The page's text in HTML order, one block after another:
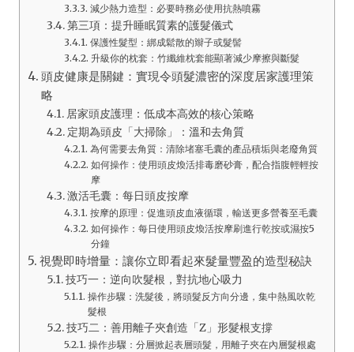
減少熱力造型：必要時務必使用抗熱噴霧
第三項：提升睡眠質素的護髮儀式
保護性髮型：綁成鬆散的辮子或髮髻
升級你的枕套：竹纖維枕套能顯著減少摩擦與斷髮
頭皮健康是關鍵：實現令頭髮濃密的深度居家護理策
略
居家頭皮護理：低成本高效的核心策略
定期為頭皮「大掃除」：溫和去角質
為何需要去角質：清除堵塞毛囊的產品積垢與老廢角質
如何操作：使用頭皮煥活排毒磨砂膏，配合指腹輕輕按
摩
激活毛囊：每日頭皮按摩
按摩的原理：促進頭皮血液循環，輸送更多營養至毛囊
如何操作：每日使用頭皮煥活按摩刷進行乾按或濕按5
分鐘
視覺即時增量：讓你立即看起來髮量豐盈的造型秘訣
技巧一：逆向吹髮根，對抗地心吸力
操作步驟：洗髮後，將頭髮反方向分邊，集中熱風吹乾
髮根
技巧二：善用離子夾創造「Z」形髮根支撐
操作步驟：分層掀起表層頭髮，用離子夾在內層髮根處